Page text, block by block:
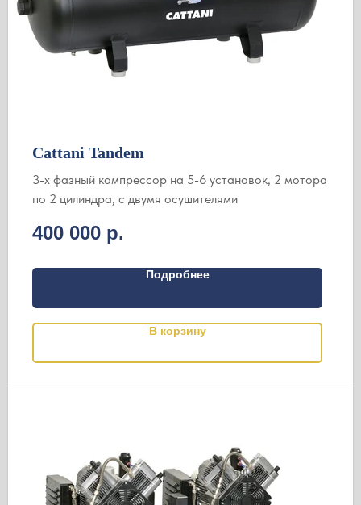
Cattani Tandem
3-х фазный компрессор на 5-6 установок, 2 мотора
по 2 цилиндра, с двумя осушителями
400 000 р.
Подробнее
В корзину